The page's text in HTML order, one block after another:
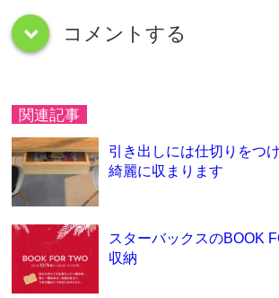
down コメントする
関連記事
引き出しには仕切りをつ
綺麗に収まります
スターバックスのBOOK
収納